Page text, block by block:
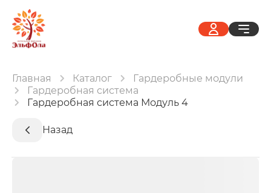
Главная Каталог
Гардеробные модули
Гардеробная система
Гардеробная система Модуль 4
Назад